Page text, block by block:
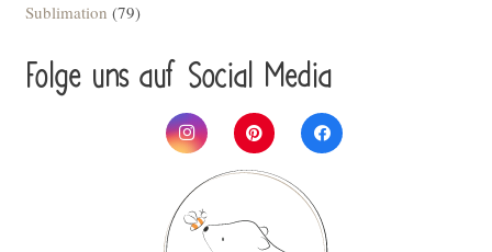
Sublimation (79)
Folge uns auf Social Media